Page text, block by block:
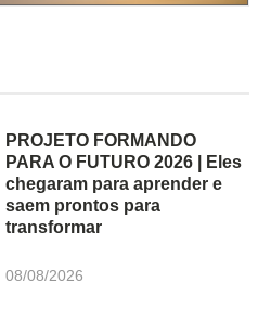
PROJETO FORMANDO
PARA O FUTURO 2026 | Eles
chegaram para aprender e
saem prontos para
transformar
08/08/2026